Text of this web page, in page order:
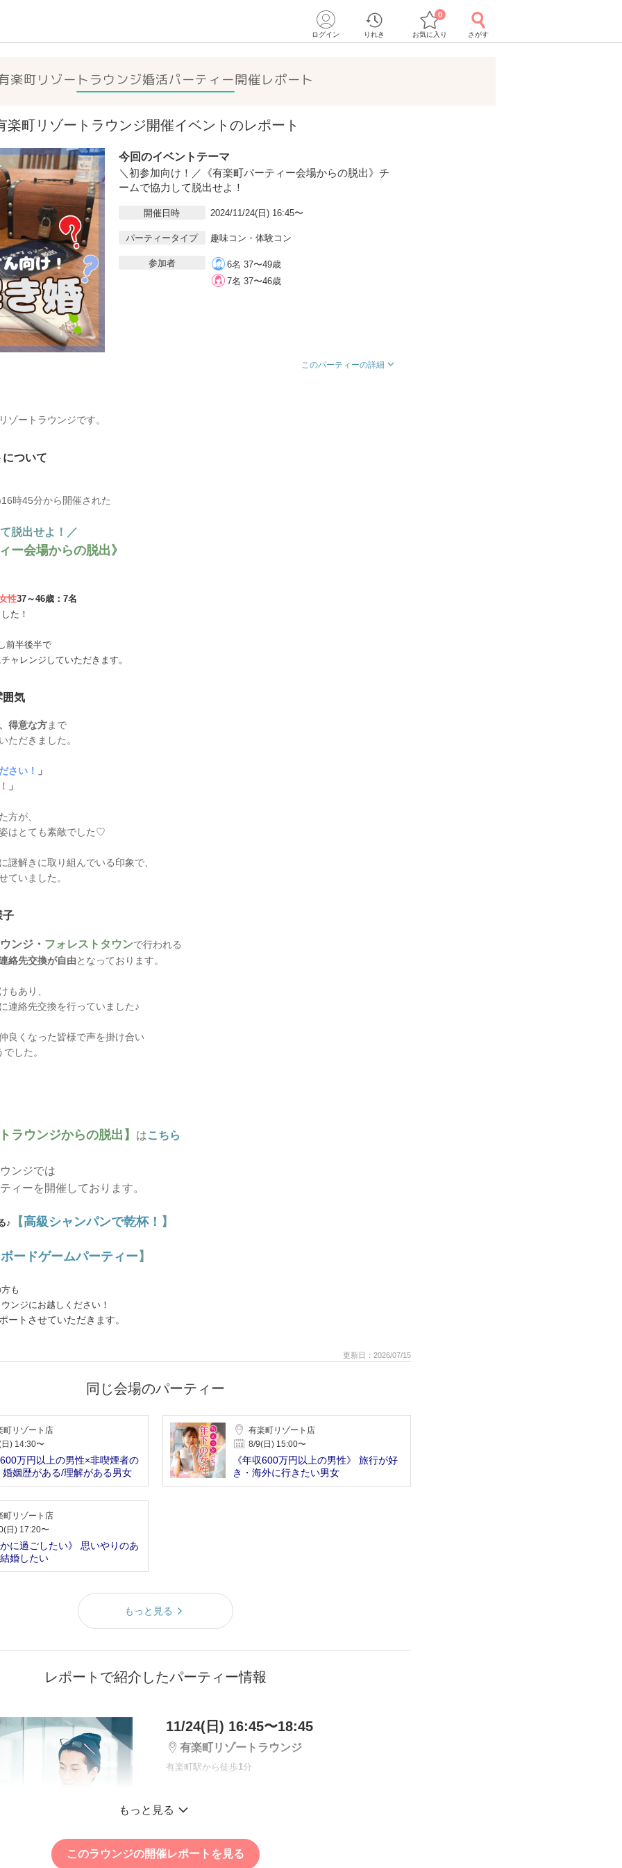
ログイン りれき お気に入り
0
さがす
楽町リゾートラウンジ婚活パーティー開催レポート
楽町リゾートラウンジ開催イベントのレポート
今回のイベントテーマ
＼初参加向け！／《有楽町パーティー会場からの脱出》チ
ームで協力して脱出せよ！
開催日時 2024/11/24(日) 16:45〜
パーティータイプ 趣味コン・体験コン
参加者
6名 37〜49歳
7名 37〜46歳
このパーティーの詳細
ゾートラウンジです。
ついて
時45分から開催された
脱出せよ！／
ー会場からの脱出》
性37～46歳：7名
た！
前半後半で
ャレンジしていただきます。
囲気
得意な方まで
ただきました。
さい！
」
」
方が、
はとても素敵でした♡
謎解きに取り組んでいる印象で、
ていました。
子
ンジ・ フォレストタウンで行われる
絡先交換が自由となっております。
もあり、
連絡先交換を行っていました♪
良くなった皆様で声を掛け合い
した。
ラウンジからの脱出】 はこちら
ンジでは
ィーを開催しております。
♪ 【高級シャンパンで乾杯！ 】
ボードゲームパーティー】
も
ンジにお越しください！
ートさせていただきます。
更新日：2026/07/15
同じ会場のパーティー
町リゾート店
) 14:30〜
万円以上の男性×非喫煙者の
婚姻歴がある/理解がある男女
有楽町リゾート店
8/9(日) 15:00〜
《年収600万円以上の男性》 旅行が好
き・海外に行きたい男女
町リゾート店
日) 17:20〜
に過ごしたい》 思いやりのあ
婚したい
もっと見る
レポートで紹介したパーティー情報
11/24(日) 16:45〜18:45
有楽町リゾートラウンジ
有楽町駅から徒歩1分
＼初参加向け！／《有楽町パー
チームで協力して脱出せよ！
もっと見る
このラウンジの開催レポートを見る